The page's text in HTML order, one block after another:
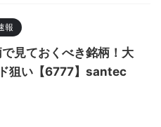
報
見ておくべき銘柄！大
狙い【6777】santec